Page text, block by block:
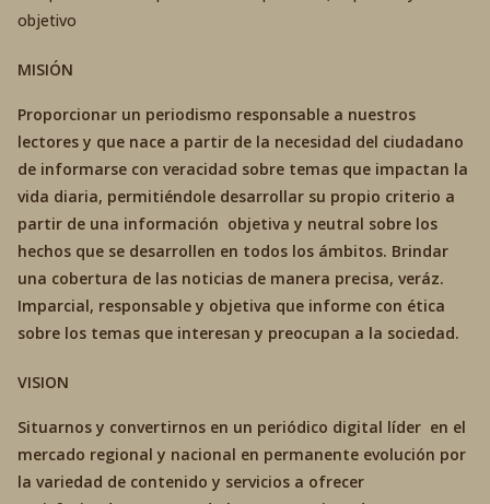
objetivo
MISIÓN
Proporcionar un periodismo responsable a nuestros
lectores y que nace a partir de la necesidad del ciudadano
de informarse con veracidad sobre temas que impactan la
vida diaria, permitiéndole desarrollar su propio criterio a
partir de una información objetiva y neutral sobre los
hechos que se desarrollen en todos los ámbitos. Brindar
una cobertura de las noticias de manera precisa, veráz.
Imparcial, responsable y objetiva que informe con ética
sobre los temas que interesan y preocupan a la sociedad.
VISION
Situarnos y convertirnos en un periódico digital líder en el
mercado regional y nacional en permanente evolución por
la variedad de contenido y servicios a ofrecer